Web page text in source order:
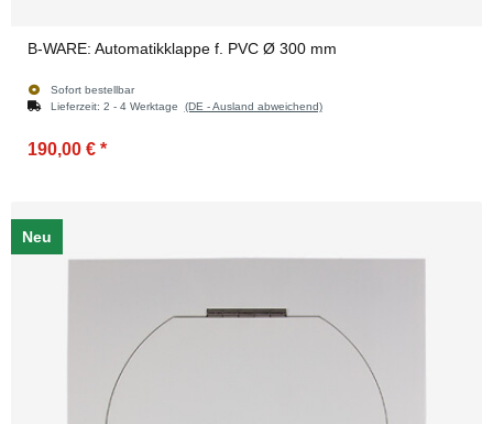
B-WARE: Automatikklappe f. PVC Ø 300 mm
Sofort bestellbar
Lieferzeit: 2 - 4 Werktage (DE - Ausland abweichend)
190,00 € *
Neu